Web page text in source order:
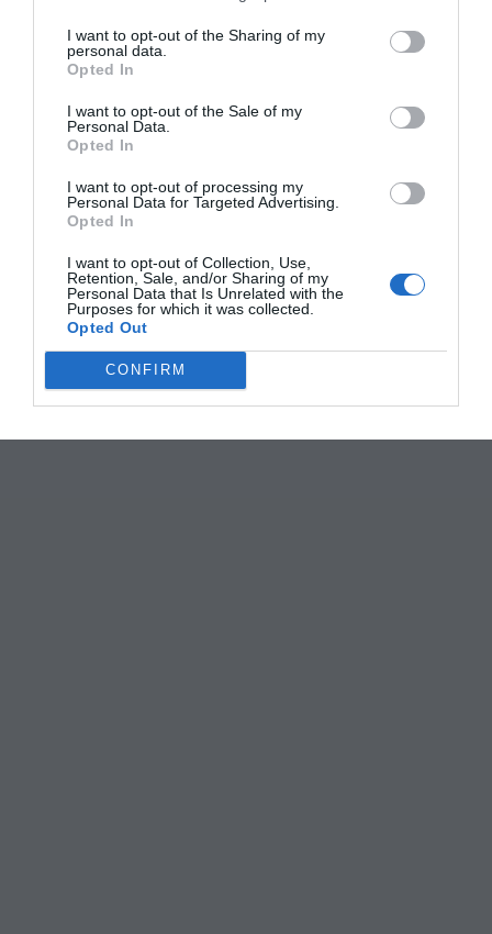
I want to opt-out of the Sharing of my
personal data.
Opted In
I want to opt-out of the Sale of my
Personal Data.
Opted In
I want to opt-out of processing my
Personal Data for Targeted Advertising.
Opted In
I want to opt-out of Collection, Use,
Retention, Sale, and/or Sharing of my
Personal Data that Is Unrelated with the
Purposes for which it was collected.
Opted Out
CONFIRM